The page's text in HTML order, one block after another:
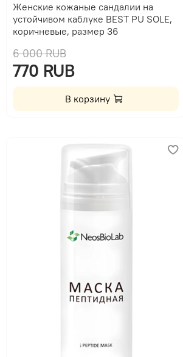
Женские кожаные сандалии на
устойчивом каблуке BEST PU SOLE,
коричневые, размер 36
6 000 RUB
770 RUB
В корзину